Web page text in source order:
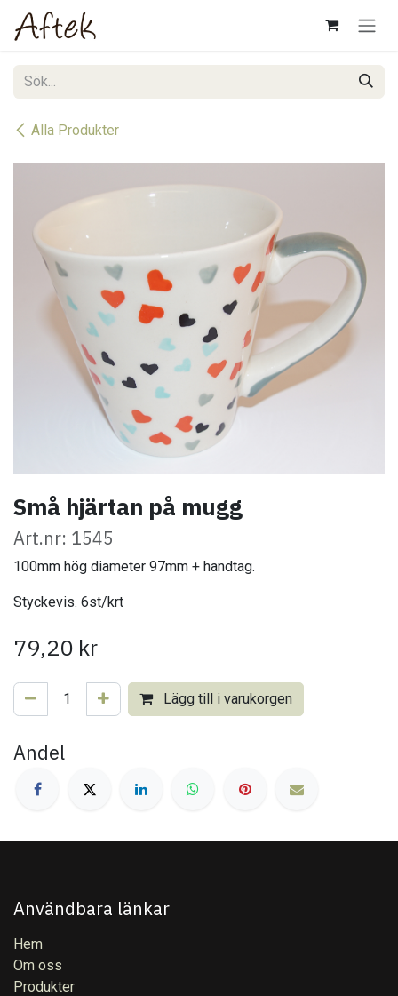
Hoppa till innehåll
Alla Produkter
Små hjärtan på mugg
Art.nr: 1545
100mm hög diameter 97mm + handtag.
Styckevis. 6st/krt
79,20 kr
Lägg till i varukorgen
Andel
Användbara länkar
Hem
Om oss
Produkter